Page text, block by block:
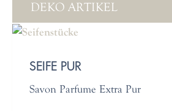
DEKO ARTIKEL
SEIFE PUR
Savon Parfume Extra Pur